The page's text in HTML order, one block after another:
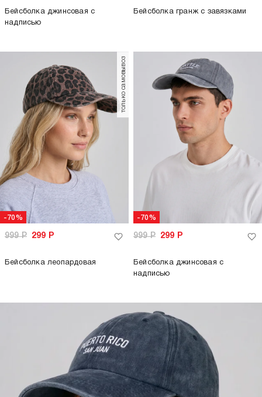
Бейсболка джинсовая с
надписью
Бейсболка гранж с завязками
-70%
только самовывоз
999Р 299 Р
Бейсболка леопардовая
-70%
999Р 299 Р
Бейсболка джинсовая с
надписью